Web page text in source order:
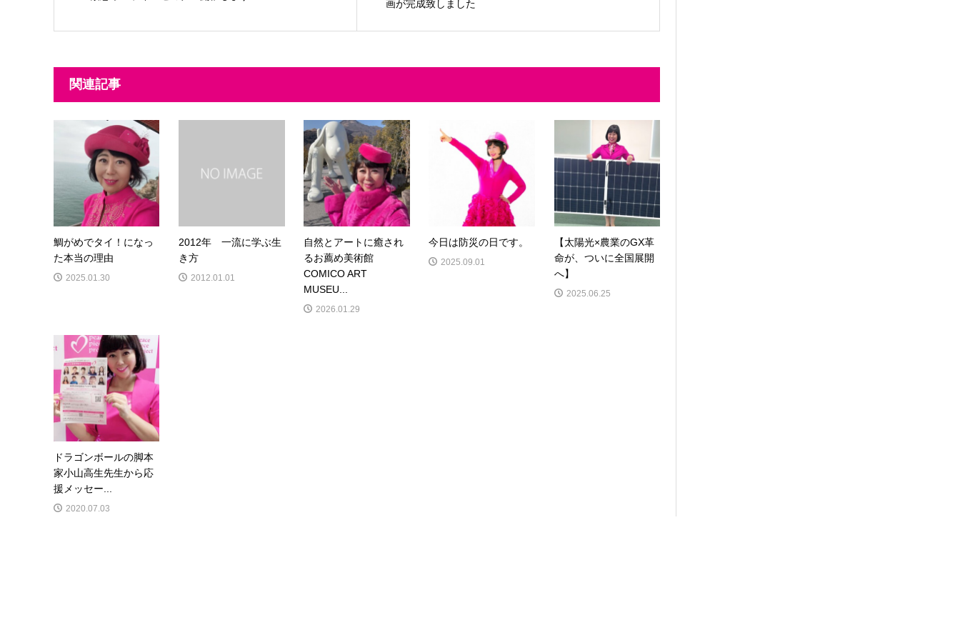
画が完成致しました
関連記事
鯛がめでタイ！になっ
た本当の理由
2025.01.30
2012年 一流に学ぶ生
き方
2012.01.01
自然とアートに癒され
るお薦め美術館
COMICO ART
MUSEU...
2026.01.29
今日は防災の日です。
2025.09.01
【太陽光×農業のGX革
命が、ついに全国展開
へ】
2025.06.25
ドラゴンボールの脚本
家小山高生先生から応
援メッセー...
2020.07.03